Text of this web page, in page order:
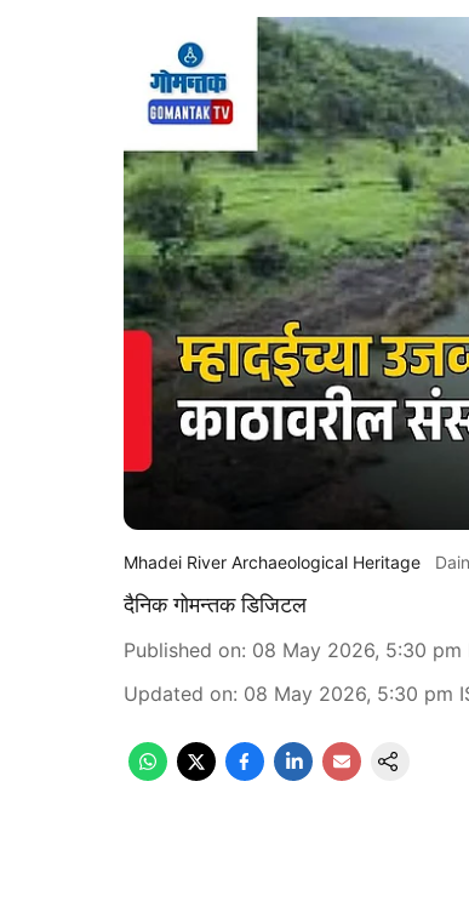
Mhadei River Archaeological Heritage
दैनिक गोमन्तक डिजिटल
Published on: 08 May 2026, 5:30 pm
Updated on: 08 May 2026, 5:30 pm